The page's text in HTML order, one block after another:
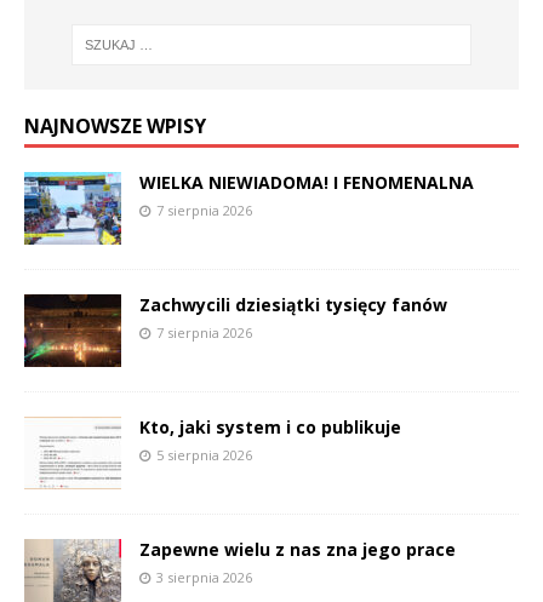
NAJNOWSZE WPISY
WIELKA NIEWIADOMA! I FENOMENALNA
7 sierpnia 2026
Zachwycili dziesiątki tysięcy fanów
7 sierpnia 2026
Kto, jaki system i co publikuje
5 sierpnia 2026
Zapewne wielu z nas zna jego prace
3 sierpnia 2026